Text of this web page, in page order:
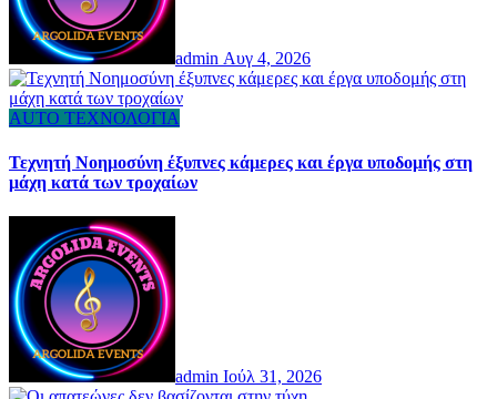
admin Αυγ 4, 2026
AUTO ΤΕΧΝΟΛΟΓΙΑ
Τεχνητή Νοημοσύνη έξυπνες κάμερες και έργα υποδομής στη
μάχη κατά των τροχαίων
admin Ιούλ 31, 2026